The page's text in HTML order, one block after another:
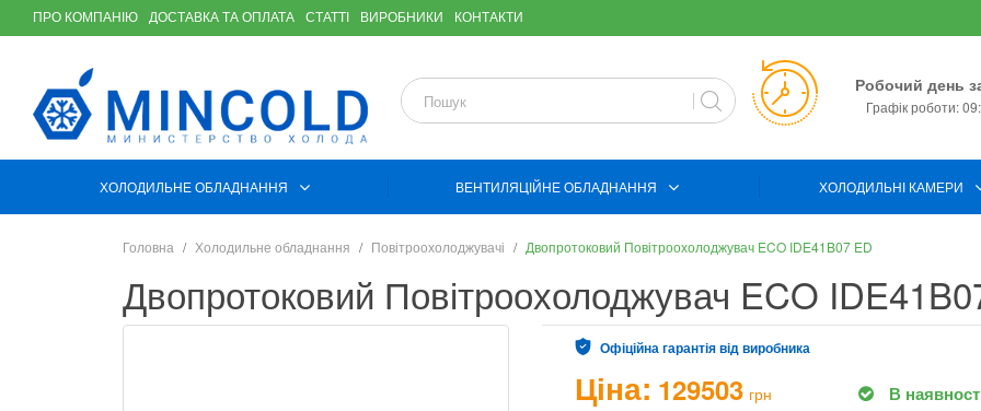
ПРО КОМПАНІЮ ДОСТАВКА ТА ОПЛАТА СТАТТІ ВИРОБНИКИ КОНТАКТИ
Робочий день
Графік роботи:
ХОЛОДИЛЬНЕ ОБЛАДНАННЯ ВЕНТИЛЯЦІЙНЕ ОБЛАДНАННЯ ХОЛОДИЛЬНІ КАМЕРИ
Головна Холодильне обладнання Повітроохолоджувачі Двопротоковий Повітроохолоджувач ECO IDE41B07 ED
Двопротоковий Повітроохолоджувач ECO
Офіційна гарантія від виробника
Ціна: 129503 грн В